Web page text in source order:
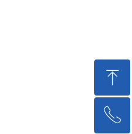
ꁸ
回到顶部
ꂅ